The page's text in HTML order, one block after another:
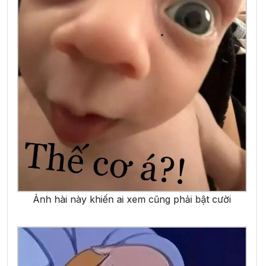
Ảnh hài này khiến ai xem cũng phải bật cười